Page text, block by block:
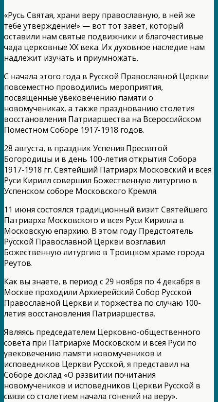
«Русь Святая, храни веру православную, в ней же
тебе утверждение!» — вот тот завет, который
оставили нам святые подвижники и благочестивые
чада церковные ХХ века. Их духовное наследие нам
надлежит изучать и приумножать.
С начала этого года в Русской Православной Церкви
повсеместно проводились мероприятия,
посвященные увековечению памяти о
новомучениках, а также празднованию столетия
восстановления Патриаршества на Всероссийском
Поместном Соборе 1917-1918 годов.
28 августа, в праздник Успения Пресвятой
Богородицы и в день 100-летия открытия Собора
1917-1918 гг. Святейший Патриарх Московский и всея
Руси Кирилл совершил Божественную литургию в
Успенском соборе Московского Кремля.
11 июня состоялся традиционный визит Святейшего
Патриарха Московского и всея Руси Кирилла в
Московскую епархию. В этом году Предстоятель
Русской Православной Церкви возглавил
Божественную литургию в Троицком храме города
Реутов.
Как вы знаете, в период с 29 ноября по 4 декабря в
Москве проходили Архиерейский Собор Русской
Православной Церкви и торжества по случаю 100-
летия восстановления Патриаршества.
Являясь председателем Церковно-общественного
совета при Патриархе Московском и всея Руси по
увековечению памяти новомучеников и
исповедников Церкви Русской, я представил на
Соборе доклад «О развитии почитания
новомучеников и исповедников Церкви Русской в
связи со столетием начала гонений на веру».